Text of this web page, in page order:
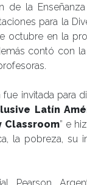
de la
para la
octubre en la
contó con
fue invitada para
Latín
Classroom” e
la pobreza, su